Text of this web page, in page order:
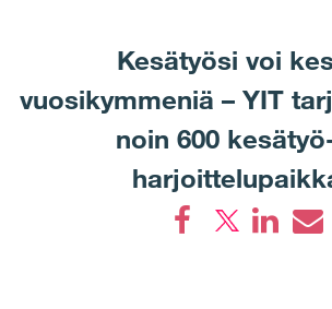
Kesätyösi voi
vuosikymmeniä – YIT
noin 600